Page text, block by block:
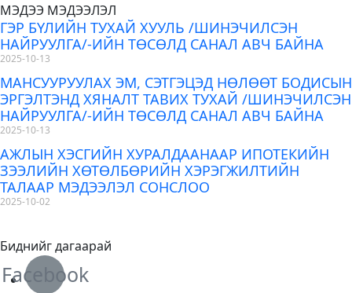
МЭДЭЭ МЭДЭЭЛЭЛ
ГЭР БҮЛИЙН ТУХАЙ ХУУЛЬ /ШИНЭЧИЛСЭН
НАЙРУУЛГА/-ИЙН ТӨСӨЛД САНАЛ АВЧ БАЙНА
2025-10-13
МАНСУУРУУЛАХ ЭМ, СЭТГЭЦЭД НӨЛӨӨТ БОДИСЫН
ЭРГЭЛТЭНД ХЯНАЛТ ТАВИХ ТУХАЙ /ШИНЭЧИЛСЭН
НАЙРУУЛГА/-ИЙН ТӨСӨЛД САНАЛ АВЧ БАЙНА
2025-10-13
АЖЛЫН ХЭСГИЙН ХУРАЛДААНААР ИПОТЕКИЙН
ЗЭЭЛИЙН ХӨТӨЛБӨРИЙН ХЭРЭГЖИЛТИЙН
ТАЛААР МЭДЭЭЛЭЛ СОНСЛОО
2025-10-02
Биднийг дагаарай
Facebook